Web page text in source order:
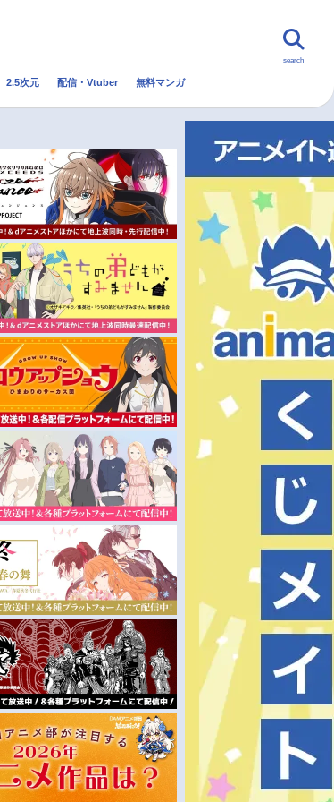
トレンド 無料マンガ
秋アニメ
冬アニメ
search
2.5次元 配信・Vtuber 無料マンガ